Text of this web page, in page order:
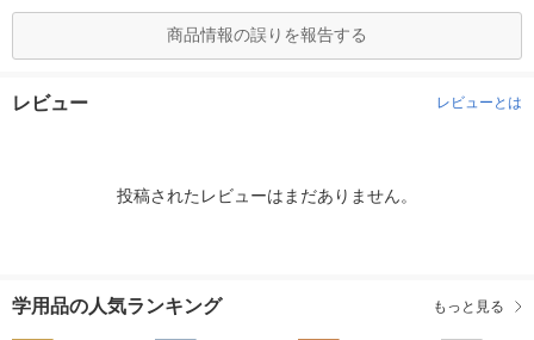
商品情報の誤りを報告する
レビュー レビューとは
投稿されたレビューはまだありません。
学用品の人気ランキング もっと見る